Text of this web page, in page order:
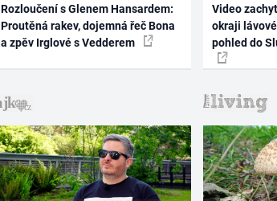
Rozloučení s Glenem Hansardem:
Proutěná rakev, dojemná řeč Bona
a zpěv Irglové s Vedderem
Video
okraji
pohled do